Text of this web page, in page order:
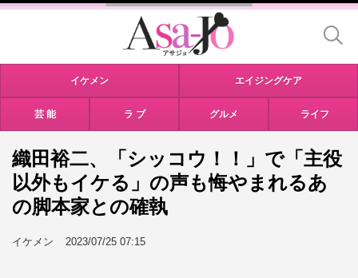
イケメン エイジングケア
芸 能 ラ ブ グルメ ライフ
織田裕二、「シッコウ！！」で「主役
以外もイケる」の声も悔やまれるあ
の脚本家との確執
イケメン 2023/07/25 07:15